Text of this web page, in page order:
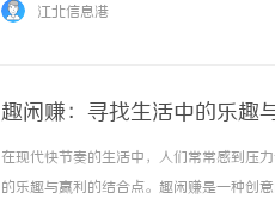
江北信息港
趣闲赚：寻找生活中的乐趣
在现代快节奏的生活中，人们常常感到压
的乐趣与赢利的结合点。趣闲赚是一种创